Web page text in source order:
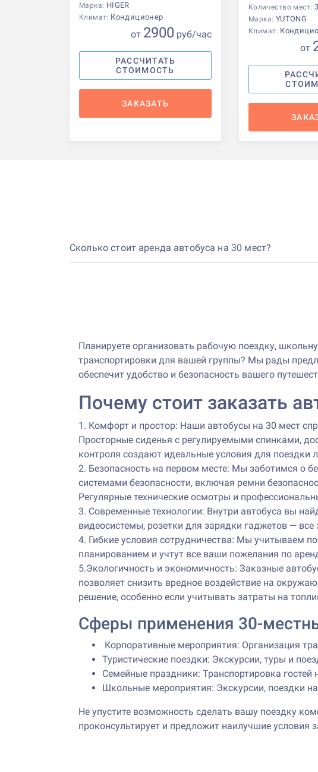
Марка: HIGER
Климат: Кондиционер
от 2900 руб/час
РАССЧИТАТЬ
СТОИМОСТЬ
ЗАКАЗАТЬ
Количество мест:
Марка: YUTONG
Климат:
от
Сколько стоит аренда автобуса на 30 мест?
Планируете организовать рабочую поездку,
транспортировки для вашей группы? Мы рады
обеспечит удобство и безопасность вашего
Почему стоит заказать
1. Комфорт и простор: Наши автобусы на 30 мест
Просторные сиденья с регулируемыми спинками,
контроля создают идеальные условия для поездки
2. Безопасность на первом месте: Мы заботимся о
системами безопасности, включая ремни
Регулярные технические осмотры и
3. Современные технологии: Внутри автобуса вы
видеосистемы, розетки для зарядки гаджетов —
4. Гибкие условия сотрудничества: Мы учитываем
планированием и учтут все ваши пожелания по
5.Экологичность и экономичность: Заказные
позволяет снизить вредное воздействие на
решение, особенно если учитывать затраты на
Сферы применения 30-
Корпоративные мероприятия: Организация
Туристические поездки: Экскурсии, туры и
Семейные праздники: Транспортировка
Школьные мероприятия: Экскурсии, поездки
Не упустите возможность сделать вашу поездку
проконсультирует и предложит наилучшие условия